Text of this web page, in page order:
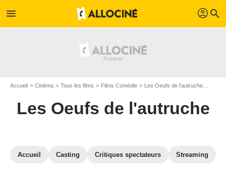
menu profil search
Accueil Cinéma Tous les films Films Comédie Les Oeufs de l'autruche
Les Oeufs de l'autruche
Accueil Casting Critiques spectateurs Streaming